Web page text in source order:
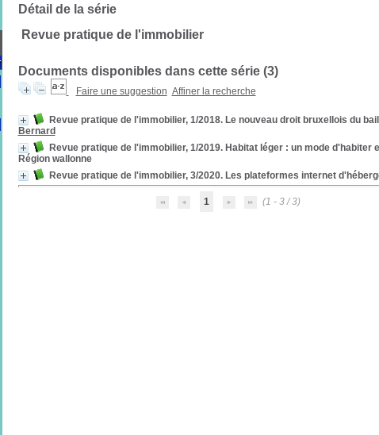
Détail de la série
Revue pratique de l'immobilier
Documents disponibles dans cette série (3)
Faire une suggestion Affiner la recherche
Revue pratique de l'immobilier, 1/2018. Le nouveau droit bruxellois du
Bernard
Revue pratique de l'immobilier, 1/2019. Habitat léger : un mode
Région wallonne
Revue pratique de l'immobilier, 3/2020. Les plateformes internet
1 (1 - 3 / 3)